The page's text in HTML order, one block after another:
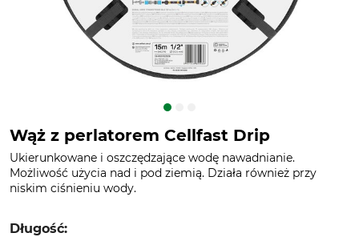
Wąż z perlatorem Cellfast Drip
Ukierunkowane i oszczędzające wodę nawadnianie.
Możliwość użycia nad i pod ziemią. Działa również przy
niskim ciśnieniu wody.
Długość: